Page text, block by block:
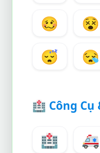
🥴
😵
😴
😪
🏥 Công Cụ
🏥 🚑